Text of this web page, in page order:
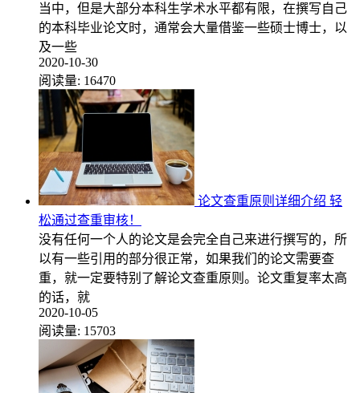
当中，但是大部分本科生学术水平都有限，在撰写自己
的本科毕业论文时，通常会大量借鉴一些硕士博士，以
及一些
2020-10-30
阅读量: 16470
论文查重原则详细介绍 轻
松通过查重审核！
没有任何一个人的论文是会完全自己来进行撰写的，所
以有一些引用的部分很正常，如果我们的论文需要查
重，就一定要特别了解论文查重原则。论文重复率太高
的话，就
2020-10-05
阅读量: 15703